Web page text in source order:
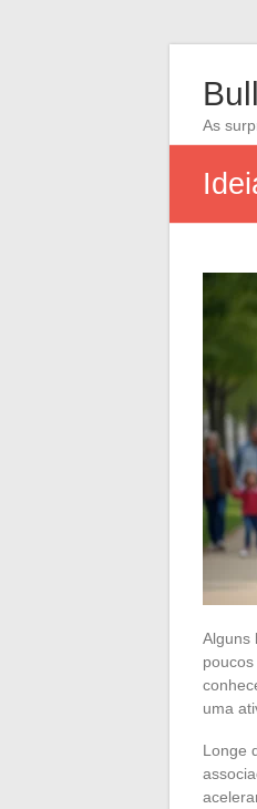
As
Alguns
uma
Longe